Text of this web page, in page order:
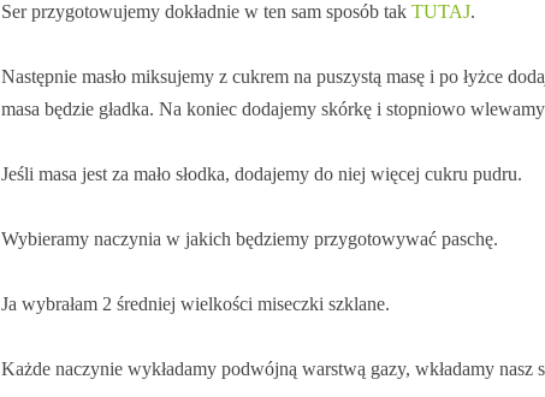
Ser przygotowujemy dokładnie w ten sam sposób tak TUTAJ.
Następnie masło miksujemy z cukrem na puszystą masę i po łyżce
masa będzie gładka. Na koniec dodajemy skórkę i stopniowo
Jeśli masa jest za mało słodka, dodajemy do niej więcej cukru pudru.
Wybieramy naczynia w jakich będziemy przygotowywać paschę.
Ja wybrałam 2 średniej wielkości miseczki szklane.
Każde naczynie wykładamy podwójną warstwą gazy, wkładamy nasz